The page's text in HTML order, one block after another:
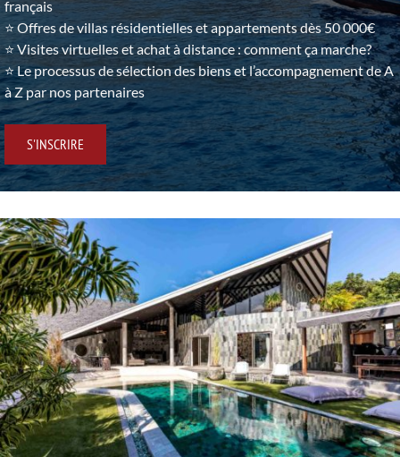
français
⭐ Offres de villas résidentielles et appartements dès 50 000€
⭐ Visites virtuelles et achat à distance : comment ça marche?
⭐ Le processus de sélection des biens et l’accompagnement de A
à Z par nos partenaires
S'INSCRIRE